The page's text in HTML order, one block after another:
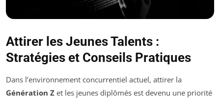
Attirer les Jeunes Talents :
Stratégies et Conseils Pratiques
Dans l’environnement concurrentiel actuel, attirer la
Génération Z et les jeunes diplômés est devenu une priorité